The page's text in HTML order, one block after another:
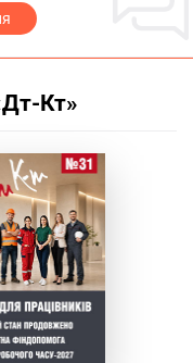
Кт»